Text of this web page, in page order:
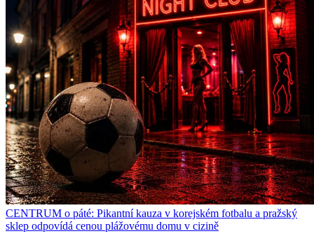
CENTRUM o páté: Pikantní kauza v korejském fotbalu a pražský
sklep odpovídá cenou plážovému domu v cizině